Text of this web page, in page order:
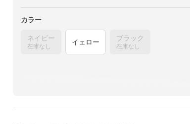
カラー
ネイビー
在庫なし
イェロー ブラック
在庫なし